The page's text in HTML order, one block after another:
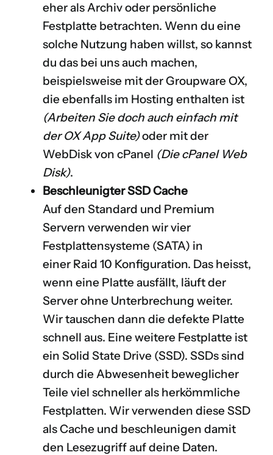
eher als Archiv oder persönliche
Festplatte betrachten. Wenn du eine
solche Nutzung haben willst, so kannst
du das bei uns auch machen,
beispielsweise mit der Groupware OX,
die ebenfalls im Hosting enthalten ist
(Arbeiten Sie doch auch einfach mit
der OX App Suite)oder mit der
WebDisk von cPanel (Die cPanel Web
Disk).
Beschleunigter SSD Cache
Auf den Standard und Premium
Servern verwenden wir vier
Festplattensysteme (SATA) in
einer Raid 10 Konfiguration. Das heisst,
wenn eine Platte ausfällt, läuft der
Server ohne Unterbrechung weiter.
Wir tauschen dann die defekte Platte
schnell aus. Eine weitere Festplatte ist
ein Solid State Drive (SSD). SSDs sind
durch die Abwesenheit beweglicher
Teile viel schneller als herkömmliche
Festplatten. Wir verwenden diese SSD
als Cache und beschleunigen damit
den Lesezugriff auf deine Daten.